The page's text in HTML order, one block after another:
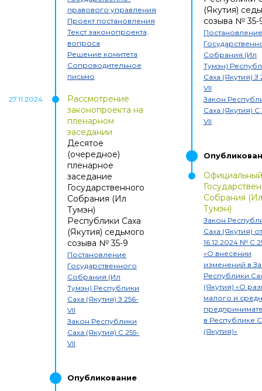
правового управления
Проект постановления
Текст законопроекта,
вопроса
Решение комитета
Сопроводительное
письмо
27.11.2024
Рассмотрение
законопроекта на
пленарном
заседании
Десятое
(очередное)
пленарное
заседание
Государственного
Собрания (Ил
Тумэн)
Республики Саха
(Якутия) седьмого
созыва №35-9
Постановление
Государственного
Собрания (Ил
Тумэн) Республики
Саха (Якутия) З 256-
VII
Закон Республики
Саха (Якутия) С 255-
VII
Опубликование
(Якутия)
созыва №35-
Постановление
Собрания (Ил
Тумэн)
Саха (Якутия) З
VII
Закон
Саха (Якутия) С
VII
Собрания (Ил
Тумэн)
Закон
Саха (Якутия) от
16.12.2024 № С
«О внесении
изменений в
Республики
(Якутия) «О
малого и
в Республике
(Якутия)»